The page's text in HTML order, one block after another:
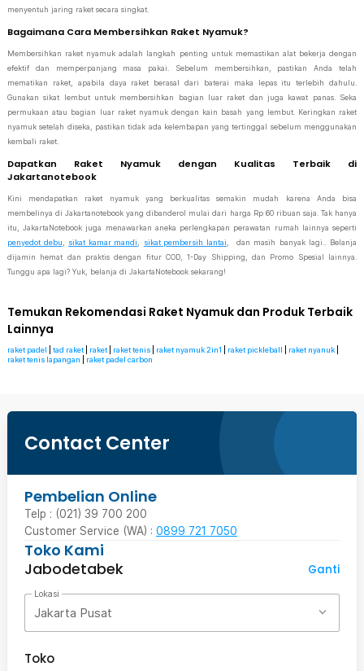
menyentuh jaring raket secara singkat.
Bagaimana Cara Membersihkan Raket Nyamuk?
Membersihkan raket nyamuk adalah langkah penting untuk memastikan alat bekerja dengan
efektif dan memperpanjang masa pakai. Sebelum membersihkan, pastikan Anda telah
mematikan raket, apabila daya raket berasal dari baterai maka lepas itu terlebih dahulu.
Gunakan sikat lembut untuk membersihkan bagian luar raket dan juga kawat panas. Seka
permukaan atau bagian luar raket nyamuk dengan kain basah yang lembut. Keringkan raket
nyamuk setelah diseka, pastikan tidak ada kelembapan yang tertinggal sebelum menggunakan
kembali raket.
Dapatkan Raket Nyamuk dengan Kualitas Terbaik di
Jakartanotebook
Kini mendapatkan raket nyamuk yang berkualitas semakin mudah karena Anda bisa
membelinya di Jakartanotebook yang dibanderol mulai dari harga Rp 60 ribuan saja. Tak hanya
itu, JakartaNotebook juga menawarkan aneka perlengkapan perawatan rumah lainnya seperti
penyedot debu
sikat kamar mandi sikat pembersih lantai , dan masih banyak lagi.. Belanja
dijamin hemat dan praktis dengan fitur COD, 1-Day Shipping, dan Promo Spesial lainnya.
Tunggu apa lagi? Yuk, belanja di JakartaNotebook sekarang!
Temukan Rekomendasi Raket Nyamuk dan Produk Terbaik
Lainnya
raket padel tad raket raket raket tenis raket nyamuk 2in1 raket pickleball raket nyanuk
raket tenis lapangan
raket padel carbon
Contact Center
Pembelian Online
Telp : (021) 39 700 200
Customer Service (WA) : 0899 721 7050
Toko Kami
Jabodetabek
Ganti
Lokasi
Jakarta Pusat
Toko